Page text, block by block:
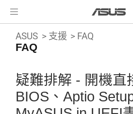
ASUS 支援 FAQ
FAQ
疑難排解 - 開機直
BIOS、Aptio